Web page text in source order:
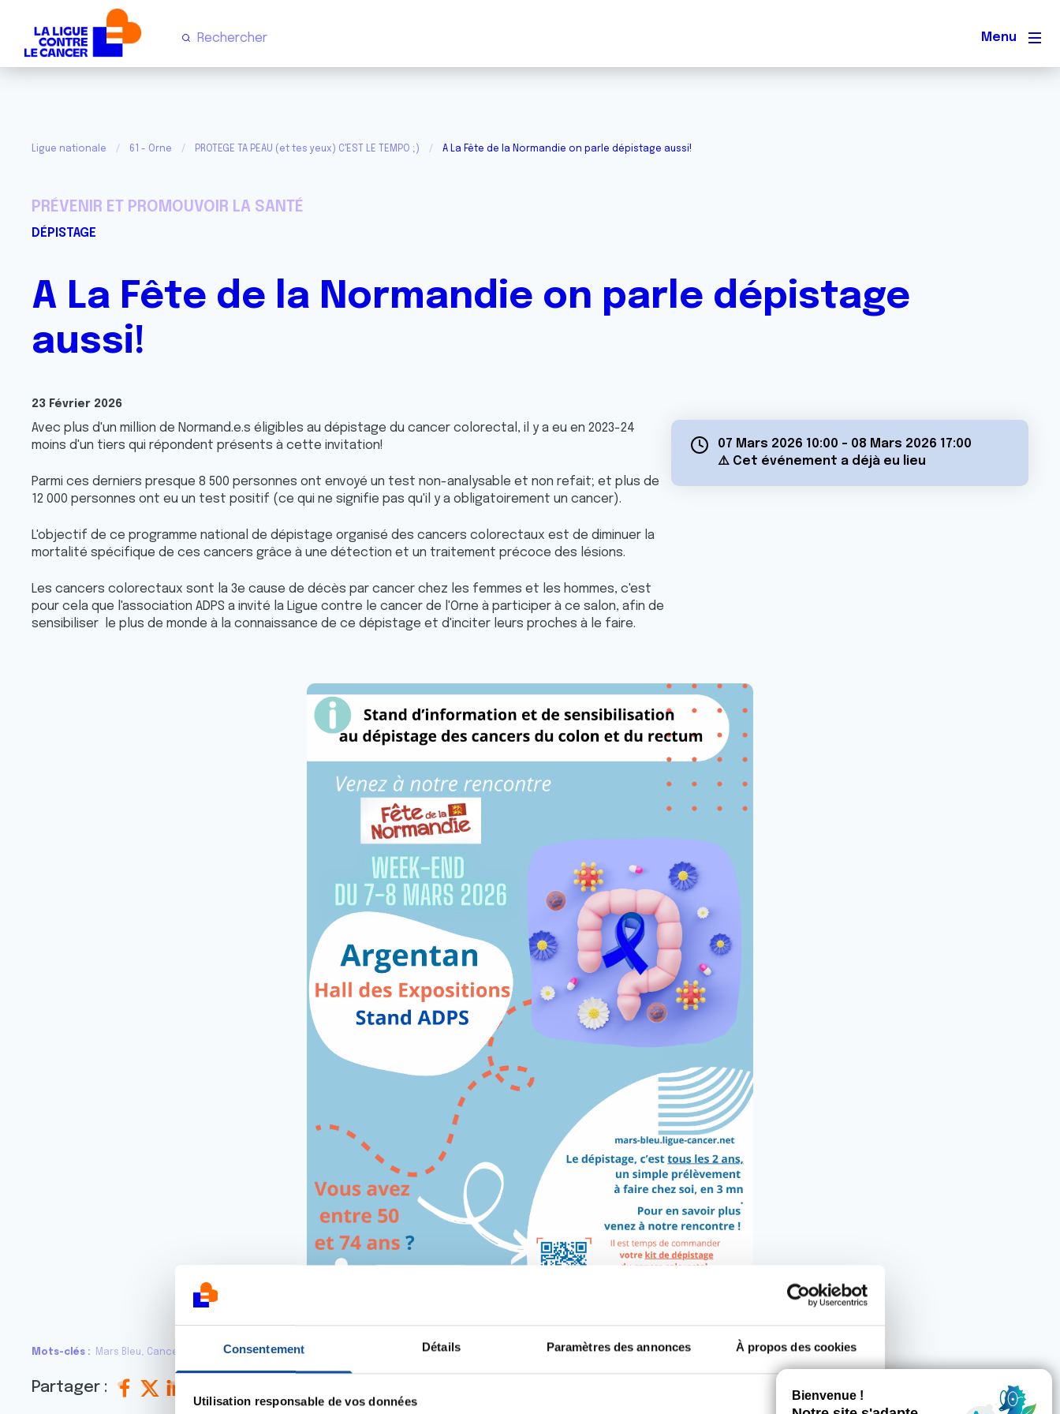
Consentement Détails Paramètres des annonces À propos des cookies
Utilisation responsable de vos données
Menu
Ligue nationale 61 - Orne PROTEGE TA PEAU (et tes yeux) C'EST LE TEMPO ;) A La Fête de la Normandie on parle dépistage aussi!
PRÉVENIR ET PROMOUVOIR LA SANTÉ
DÉPISTAGE
A La Fête de la Normandie on parle dépistage
aussi!
23 Février 2026
Avec plus d'un million de Normand.e.s éligibles au dépistage du cancer colorectal, il y a eu en 2023-24
moins d'un tiers qui répondent présents à cette invitation!
Parmi ces derniers presque 8 500 personnes ont envoyé un test non-analysable et non refait; et plus de
12 000 personnes ont eu un test positif (ce qui ne signifie pas qu'il y a obligatoirement un cancer).
L'objectif de ce programme national de dépistage organisé des cancers colorectaux est de diminuer la
mortalité spécifique de ces cancers grâce à une détection et un traitement précoce des lésions.
Les cancers colorectaux sont la 3e cause de décès par cancer chez les femmes et les hommes, c'est
pour cela que l'association ADPS a invité la Ligue contre le cancer de l'Orne à participer à ce salon, afin de
sensibiliser le plus de monde à la connaissance de ce dépistage et d'inciter leurs proches à le faire.
07 Mars 2026 10:00 - 08 Mars 2026 17:00
⚠️ Cet événement a déjà eu lieu
Mots-clés Mars Bleu Cancer colorectal Prévention
Partager :